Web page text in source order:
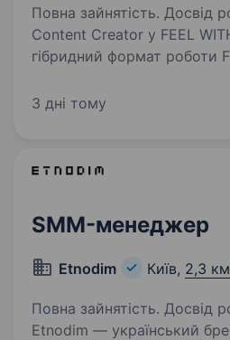
Повна зайнятість. Досвід
Content Creator у FEEL
гібридний формат роботи
та аксесуарів для собак. Ми активно
3 дні тому
SMM-менеджер
Etnodim Київ, 2,3
Повна зайнятість. Досвід
Etnodim — український